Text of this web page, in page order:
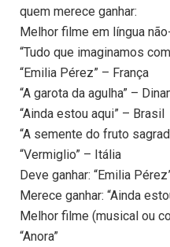
quem merece ganhar:
Melhor filme em língua
“Tudo que imaginamos
“Emilia Pérez” – França
“A garota da agulha” –
“Ainda estou aqui” – Brasil
“A semente do fruto
“Vermiglio” – Itália
Deve ganhar: “Emilia
Merece ganhar: “Ainda
Melhor filme (musical ou
“Anora”